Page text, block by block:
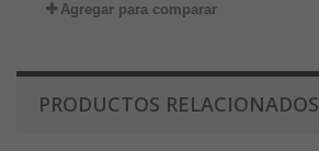
Agregar para comparar
PRODUCTOS RELACIONADOS